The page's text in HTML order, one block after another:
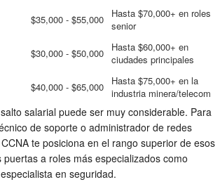
$35,000 - $55,000
Hasta $70,000+ en roles
senior
$30,000 - $50,000
Hasta $60,000+ en
ciudades principales
$40,000 - $65,000
Hasta $75,000+ en la
industria minera/telecom
salarial puede ser muy considerable. Para
de soporte o administrador de redes
te posiciona en el rango superior de esos
a roles más especializados como
en seguridad.